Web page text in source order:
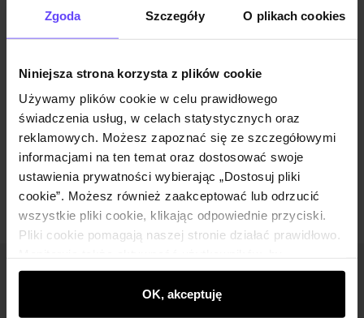
Zgoda Szczegóły O plikach cookies
Niniejsza strona korzysta z plików cookie
Używamy plików cookie w celu prawidłowego
świadczenia usług, w celach statystycznych oraz
reklamowych. Możesz zapoznać się ze szczegółowymi
informacjami na ten temat oraz dostosować swoje
ustawienia prywatności wybierając „Dostosuj pliki
cookie”. Możesz również zaakceptować lub odrzucić
wszystkie pliki cookie, klikając odpowiednie przyciski.
Pliki cookie pomagają naszej stronie działać prawidłowo.
wyświetlać im dopasowane do ich preferencji treści,
rekomendacje oraz komunikaty reklamowe informujące o
najnowszych promocjach w e-sklepie. Informacje o tym,
OK, akceptuję
Opis produktu
Skład
Opinie